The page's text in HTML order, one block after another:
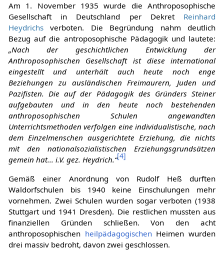
Am 1. November 1935 wurde die Anthroposophische
Gesellschaft in Deutschland per Dekret Reinhard
Heydrichsverboten. Die Begründung nahm deutlich
Bezug auf die antroposophische Pädagogik und lautete:
„Nach der geschichtlichen Entwicklung der
Anthroposophischen Gesellschaft ist diese international
eingestellt und unterhält auch heute noch enge
Beziehungen zu ausländischen Freimaurern, Juden und
Pazifisten. Die auf der Pädagogik des Gründers Steiner
aufgebauten und in den heute noch bestehenden
anthroposophischen Schulen angewandten
Unterrichtsmethoden verfolgen eine individualistische, nach
dem Einzelmenschen ausgerichtete Erziehung, die nichts
mit den nationalsozialistischen Erziehungsgrundsätzen
gemein hat... i.V. gez. Heydrich.“[4]
Gemäß einer Anordnung von Rudolf Heß durften
Waldorfschulen bis 1940 keine Einschulungen mehr
vornehmen. Zwei Schulen wurden sogar verboten (1938
Stuttgart und 1941 Dresden). Die restlichen mussten aus
finanziellen Gründen schließen. Von den acht
anthroposophischen heilpädagogischenHeimen wurden
drei massiv bedroht, davon zwei geschlossen.